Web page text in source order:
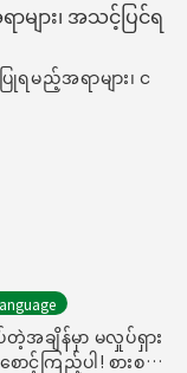
ား၊ အသင့်ပြင်ရ
ည့်အရာများ၊ င
အချိန်မှာ မလှုပ်ရှား
ောင့်ကြည့်ပါ! စားစရာ